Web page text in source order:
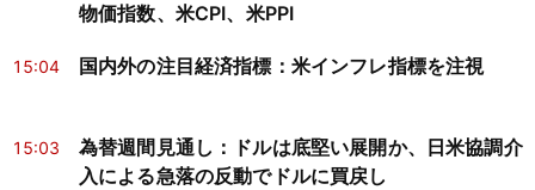
物価指数、米CPI、米PPI
15:04 国内外の注目経済指標：米インフレ指標を注視
15:03
為替週間見通し：ドルは底堅い展開か、日米協調介
入による急落の反動でドルに買戻し